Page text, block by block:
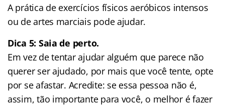
A prática de exercícios físicos aeróbicos intensos
ou de artes marciais pode ajudar.
Dica 5: Saia de perto.
Em vez de tentar ajudar alguém que parece não
querer ser ajudado, por mais que você tente, opte
por se afastar. Acredite: se essa pessoa não é,
assim, tão importante para você, o melhor é fazer